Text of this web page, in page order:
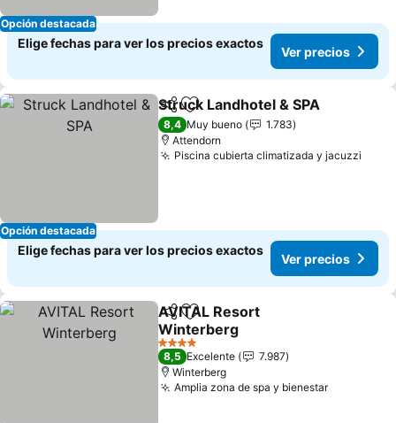
Opción destacada
Elige fechas para ver los precios exactos
Ver precios
Opción destacada
CompartirAgregar a favoritos
Struck Landhotel & SPA
8,4 Muy bueno
1.783
Attendorn
Piscina cubierta climatizada y jacuzzi
Elige fechas para ver los precios exactos
Ver precios
CompartirAgregar a favoritos
AVITAL Resort
Winterberg
4 Estrellas
8,5 Excelente
7.987
Winterberg
Amplia zona de spa y bienestar